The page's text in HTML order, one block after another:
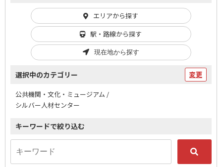
エリアから探す
駅・路線から探す
現在地から探す
選択中のカテゴリー 変更
公共機関・文化・ミュージアム /
シルバー人材センター
キーワードで絞り込む